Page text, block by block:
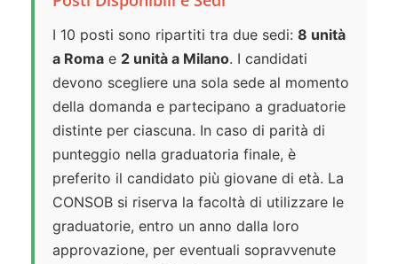
I 10 posti sono ripartiti tra due sedi: 8 unità
a Roma e 2 unità a Milano. I candidati
devono scegliere una sola sede al momento
della domanda e partecipano a graduatorie
distinte per ciascuna. In caso di parità di
punteggio nella graduatoria finale, è
preferito il candidato più giovane di età. La
CONSOB si riserva la facoltà di utilizzare le
graduatorie, entro un anno dalla loro
approvazione, per eventuali sopravvenute